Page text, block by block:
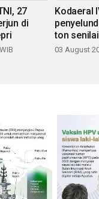
27
di
Kodaeral
ton
03 August